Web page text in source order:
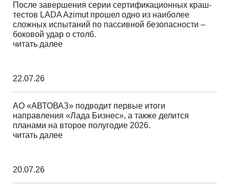
После завершения серии сертификационных краш-
тестов LADA Azimut прошел одно из наиболее
сложных испытаний по пассивной безопасности –
боковой удар о столб.
читать далее
22.07.26
АО «АВТОВАЗ» подводит первые итоги
направления «Лада Бизнес», а также делится
планами на второе полугодие 2026.
читать далее
20.07.26